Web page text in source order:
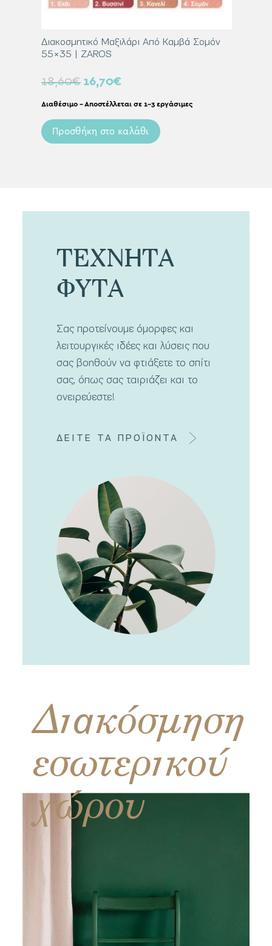
Διακοσμητικό Μαξιλάρι Από Καμβά Σομόν
55×35 | ZAROS
18,60€ 16,70€
Διαθέσιμο – Αποστέλλεται σε 1-3 εργάσιμες
Προσθήκη στο καλάθι
ΤΕΧΝΗΤΑ
ΦΥΤΑ
Σας προτείνουμε όμορφες και
λειτουργικές ιδέες και λύσεις που
σας βοηθούν να φτιάξετε το σπίτι
σας, όπως σας ταιριάζει και το
ονειρεύεστε!
ΔΕΙΤΕ ΤΑ ΠΡΟΪΟΝΤΑ
Διακόσμηση
εσωτερικού
χώρου